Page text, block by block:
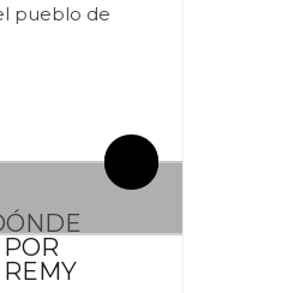
pueblo de